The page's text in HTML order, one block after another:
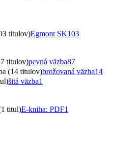
titulov)Egmont SK103
titulov)pevná väzba87
(14 titulov)brožovaná väzba14
šitá väzba1
titul)E-kniha: PDF1